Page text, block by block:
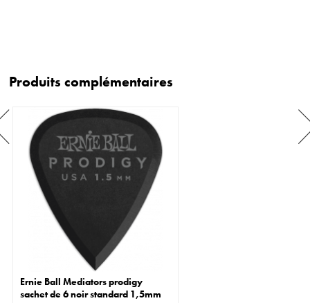
Produits complémentaires
Ernie Ball Mediators prodigy
sachet de 6 noir standard 1,5mm